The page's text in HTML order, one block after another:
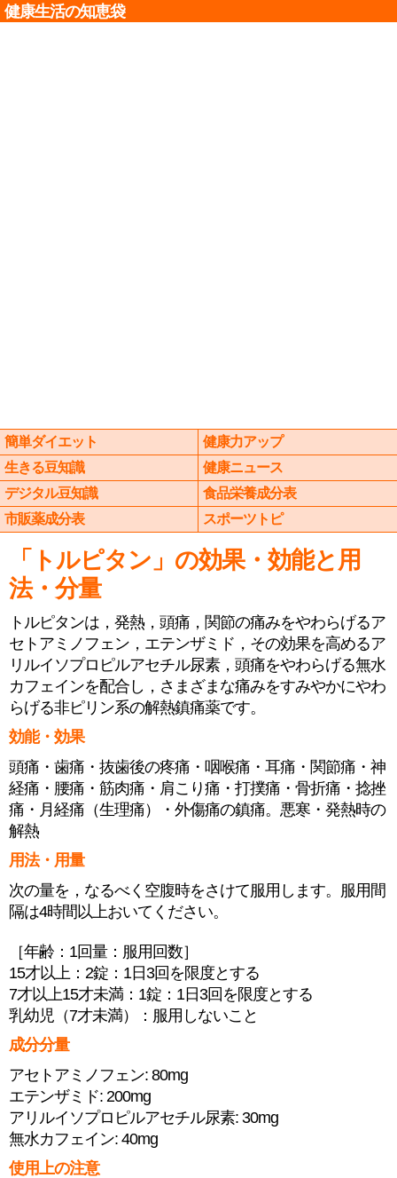
健康生活の知恵袋
簡単ダイエット
健康力アップ
生きる豆知識
健康ニュース
デジタル豆知識
食品栄養成分表
市販薬成分表
スポーツトピ
「トルピタン」の効果・効能と用
法・分量
トルピタンは，発熱，頭痛，関節の痛みをやわらげるア
セトアミノフェン，エテンザミド，その効果を高めるア
リルイソプロピルアセチル尿素，頭痛をやわらげる無水
カフェインを配合し，さまざまな痛みをすみやかにやわ
らげる非ピリン系の解熱鎮痛薬です。
効能・効果
頭痛・歯痛・抜歯後の疼痛・咽喉痛・耳痛・関節痛・神
経痛・腰痛・筋肉痛・肩こり痛・打撲痛・骨折痛・捻挫
痛・月経痛（生理痛）・外傷痛の鎮痛。悪寒・発熱時の
解熱
用法・用量
次の量を，なるべく空腹時をさけて服用します。服用間
隔は4時間以上おいてください。
［年齢：1回量：服用回数］
15才以上：2錠：1日3回を限度とする
7才以上15才未満：1錠：1日3回を限度とする
乳幼児（7才未満）：服用しないこと
成分分量
アセトアミノフェン: 80mg
エテンザミド: 200mg
アリルイソプロピルアセチル尿素: 30mg
無水カフェイン: 40mg
使用上の注意